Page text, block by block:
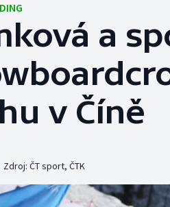
Baseball a softbal
Basketbal
Biatlon
a
v Číně
Zdroj: ČT sport, ČTK